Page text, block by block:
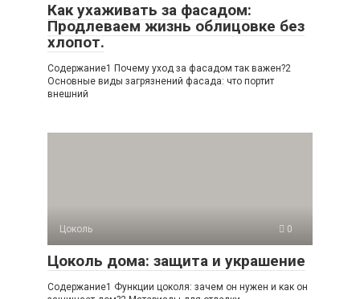
Как ухаживать за фасадом:
Продлеваем жизнь облицовке без
хлопот.
Содержание1 Почему уход за фасадом так важен?2
Основные виды загрязнений фасада: что портит
внешний
Цоколь 0
Цоколь дома: защита и украшение
Содержание1 Функции цоколя: зачем он нужен и как он